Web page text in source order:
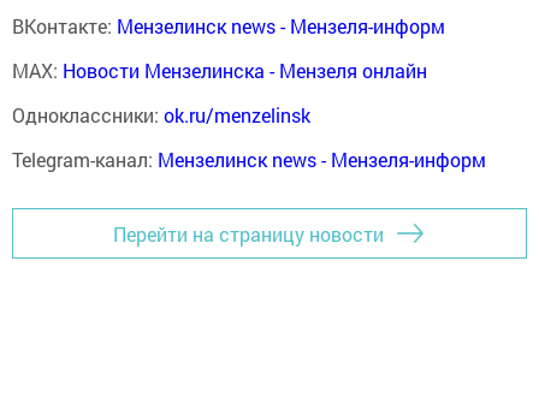
ВКонтакте: Мензелинск news - Мензеля-информ
MAX: Новости Мензелинска - Мензеля онлайн
Одноклассники: ok.ru/menzelinsk
Telegram-канал: Мензелинск news - Мензеля-информ
Перейти на страницу новости